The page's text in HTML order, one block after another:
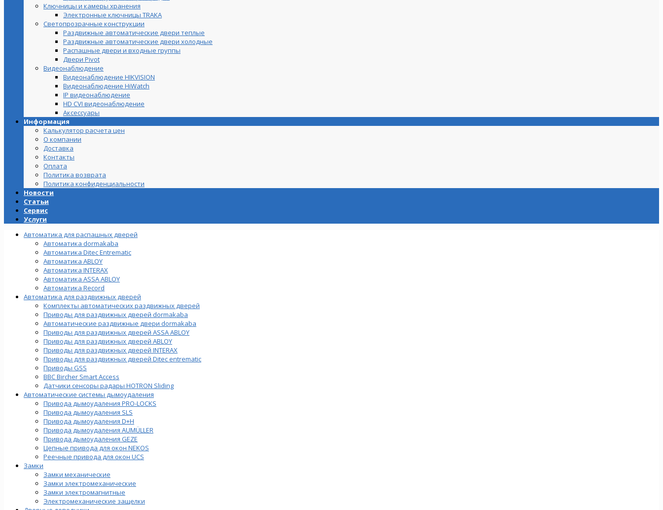
Ключницы и камеры хранения
Электронные ключницы TRAKA
Светопрозрачные конструкции
Раздвижные автоматические двери теплые
Раздвижные автоматические двери холодные
Распашные двери и входные группы
Двери Pivot
Видеонаблюдение
Видеонаблюдение HIKVISION
Видеонаблюдение HiWatch
IP видеонаблюдение
HD CVI видеонаблюдение
Аксессуары
Информация
Калькулятор расчета цен
О компании
Доставка
Контакты
Оплата
Политика возврата
Политика конфиденциальности
Новости
Статьи
Сервис
Услуги
Автоматика для распашных дверей
Автоматика dormakaba
Автоматика Ditec Entrematic
Автоматика ABLOY
Автоматика INTERAX
Автоматика ASSA ABLOY
Автоматика Record
Автоматика для раздвижных дверей
Комплекты автоматических раздвижных дверей
Приводы для раздвижных дверей dormakaba
Автоматические раздвижные двери dormakaba
Приводы для раздвижных дверей ASSA ABLOY
Приводы для раздвижных дверей ABLOY
Приводы для раздвижных дверей INTERAX
Приводы для раздвижных дверей Ditec entrematic
Приводы GSS
BBC Bircher Smart Access
Датчики сенсоры радары HOTRON Sliding
Автоматические системы дымоудаления
Привода дымоудаления PRO-LOCKS
Привода дымоудаления SLS
Привода дымоудаления D+H
Привода дымоудаления AUMÜLLER
Привода дымоудаления GEZE
Цепные привода для окон NEKOS
Реечные привода для окон UСS
Замки
Замки механические
Замки электромеханические
Замки электромагнитные
Электромеханические защелки